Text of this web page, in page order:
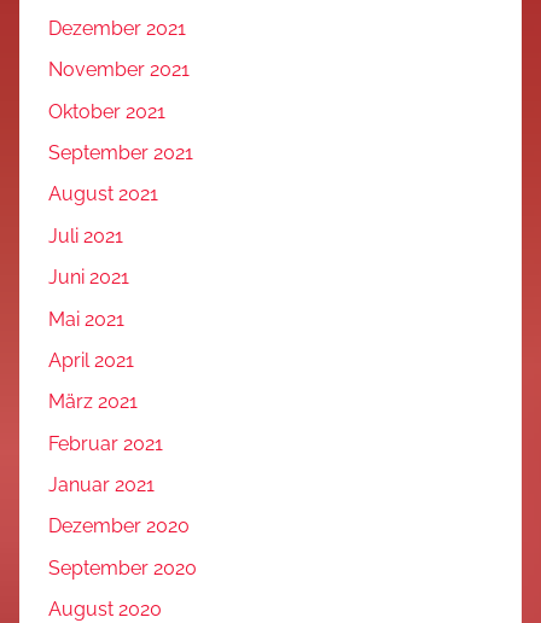
Dezember 2021
November 2021
Oktober 2021
September 2021
August 2021
Juli 2021
Juni 2021
Mai 2021
April 2021
März 2021
Februar 2021
Januar 2021
Dezember 2020
September 2020
August 2020